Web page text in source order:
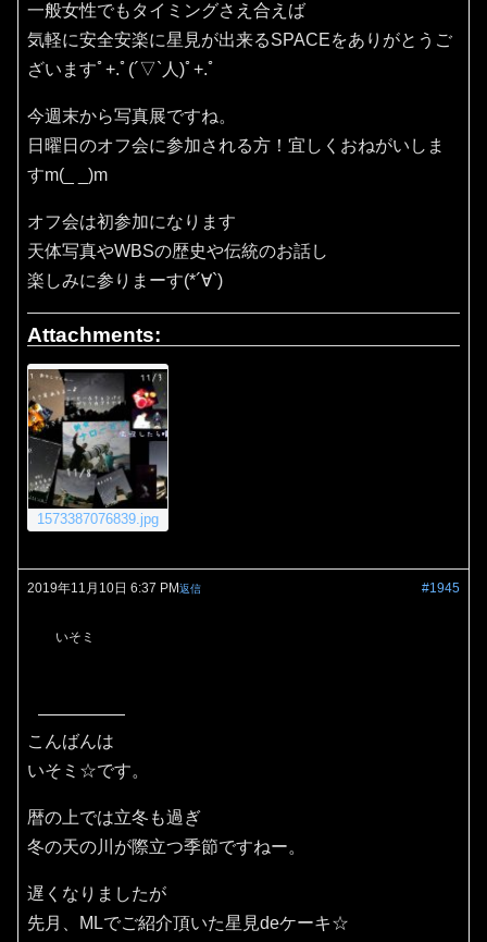
一般女性でもタイミングさえ合えば
気軽に安全安楽に星見が出来るSPACEをありがとうご
ざいますﾟ+.ﾟ(´▽`人)ﾟ+.ﾟ
今週末から写真展ですね。
日曜日のオフ会に参加される方！宜しくおねがいしま
すm(_ _)m
オフ会は初参加になります
天体写真やWBSの歴史や伝統のお話し
楽しみに参りまーす(*´∀`)
Attachments:
1573387076839.jpg
2019年11月10日 6:37 PM #1945
返信
いそミ
こんばんは
いそミ☆です。
暦の上では立冬も過ぎ
冬の天の川が際立つ季節ですねー。
遅くなりましたが
先月、MLでご紹介頂いた星見deケーキ☆